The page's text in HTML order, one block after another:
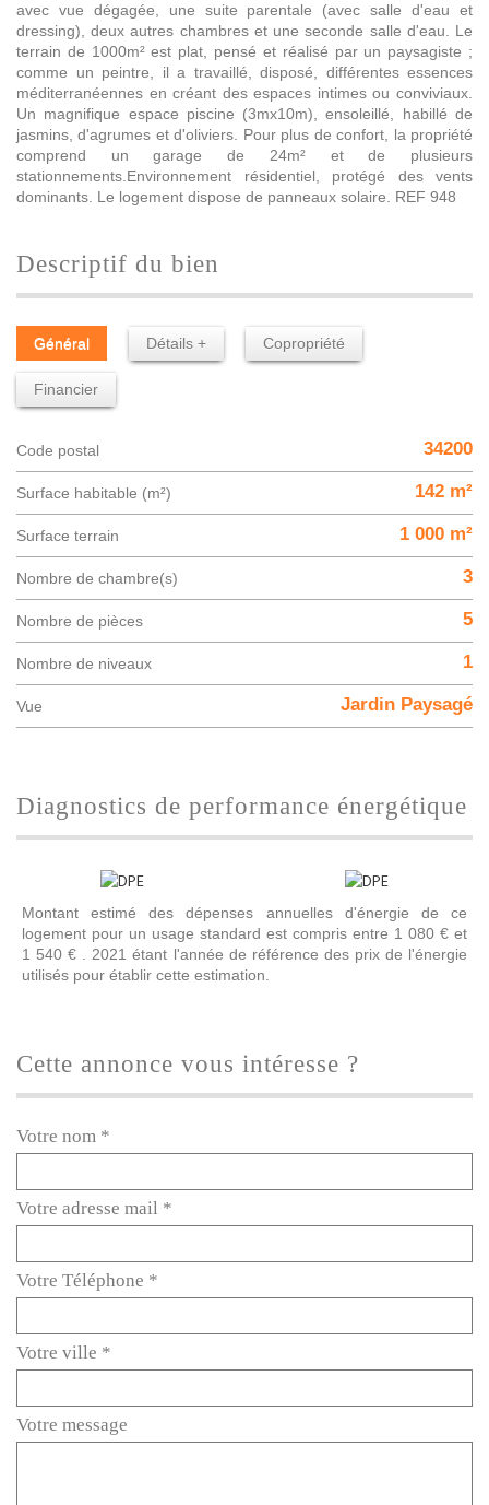
avec vue dégagée, une suite parentale (avec salle d'eau et
dressing), deux autres chambres et une seconde salle d'eau. Le
terrain de 1000m² est plat, pensé et réalisé par un paysagiste ;
comme un peintre, il a travaillé, disposé, différentes essences
méditerranéennes en créant des espaces intimes ou conviviaux.
Un magnifique espace piscine (3mx10m), ensoleillé, habillé de
jasmins, d'agrumes et d'oliviers. Pour plus de confort, la propriété
comprend un garage de 24m² et de plusieurs
stationnements.Environnement résidentiel, protégé des vents
dominants. Le logement dispose de panneaux solaire. REF 948
descriptif du bien
Général Détails + Copropriété
Financier
Code postal 34200
Surface habitable (m²) 142 m²
surface terrain 1 000 m²
Nombre de chambre(s) 3
Nombre de pièces 5
Nombre de niveaux 1
Vue Jardin Paysagé
diagnostics de performance énergétique
Montant estimé des dépenses annuelles d'énergie de ce
logement pour un usage standard est compris entre 1 080 € et
1 540 € . 2021 étant l'année de référence des prix de l'énergie
utilisés pour établir cette estimation.
cette annonce vous intéresse ?
Votre nom *
Votre adresse mail *
Votre Téléphone *
Votre ville *
Votre message